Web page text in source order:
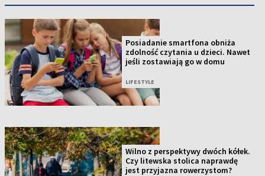
Posiadanie smartfona obniża
zdolność czytania u dzieci. Nawet
jeśli zostawiają go w domu
LIFESTYLE
Wilno z perspektywy dwóch kółek.
Czy litewska stolica naprawdę
jest przyjazna rowerzystom?